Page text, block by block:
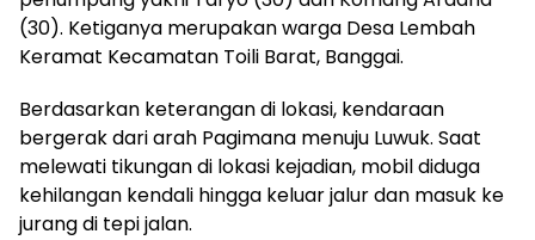
(30). Ketiganya merupakan warga Desa Lembah
Keramat Kecamatan Toili Barat, Banggai.
Berdasarkan keterangan di lokasi, kendaraan
bergerak dari arah Pagimana menuju Luwuk. Saat
melewati tikungan di lokasi kejadian, mobil diduga
kehilangan kendali hingga keluar jalur dan masuk ke
jurang di tepi jalan.